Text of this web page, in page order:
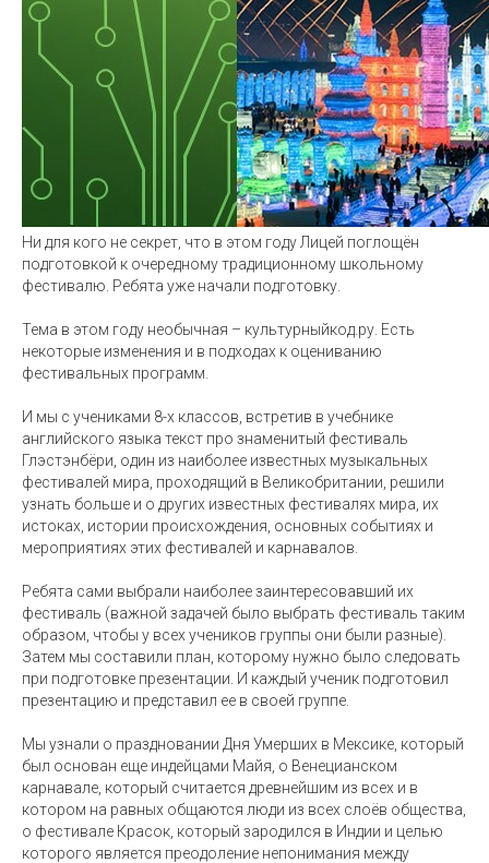
Ни для кого не секрет, что в этом году Лицей поглощён
подготовкой к очередному традиционному школьному
фестивалю. Ребята уже начали подготовку.
Тема в этом году необычная – культурныйкод.ру. Есть
некоторые изменения и в подходах к оцениванию
фестивальных программ.
И мы с учениками 8-х классов, встретив в учебнике
английского языка текст про знаменитый фестиваль
Глэстэнбёри, один из наиболее известных музыкальных
фестивалей мира, проходящий в Великобритании, решили
узнать больше и о других известных фестивалях мира, их
истоках, истории происхождения, основных событиях и
мероприятиях этих фестивалей и карнавалов.
Ребята сами выбрали наиболее заинтересовавший их
фестиваль (важной задачей было выбрать фестиваль таким
образом, чтобы у всех учеников группы они были разные).
Затем мы составили план, которому нужно было следовать
при подготовке презентации. И каждый ученик подготовил
презентацию и представил ее в своей группе.
Мы узнали о праздновании Дня Умерших в Мексике, который
был основан еще индейцами Майя, о Венецианском
карнавале, который считается древнейшим из всех и в
котором на равных общаются люди из всех слоёв общества,
о фестивале Красок, который зародился в Индии и целью
которого является преодоление непонимания между